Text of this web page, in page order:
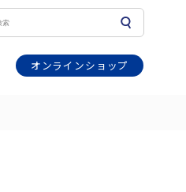
オンラインショップ